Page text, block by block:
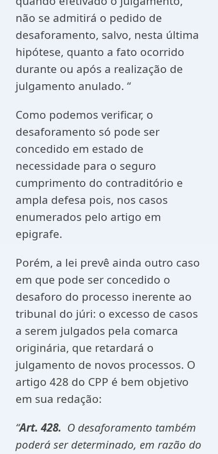
não se admitirá o pedido de
desaforamento, salvo, nesta última
hipótese, quanto a fato ocorrido
durante ou após a realização de
julgamento anulado. “
Como podemos verificar, o
desaforamento só pode ser
concedido em estado de
necessidade para o seguro
cumprimento do contraditório e
ampla defesa pois, nos casos
enumerados pelo artigo em
epigrafe.
Porém, a lei prevê ainda outro caso
em que pode ser concedido o
desaforo do processo inerente ao
tribunal do júri: o excesso de casos
a serem julgados pela comarca
originária, que retardará o
julgamento de novos processos. O
artigo 428 do CPP é bem objetivo
em sua redação:
“Art. 428. O desaforamento também
poderá ser determinado, em razão do